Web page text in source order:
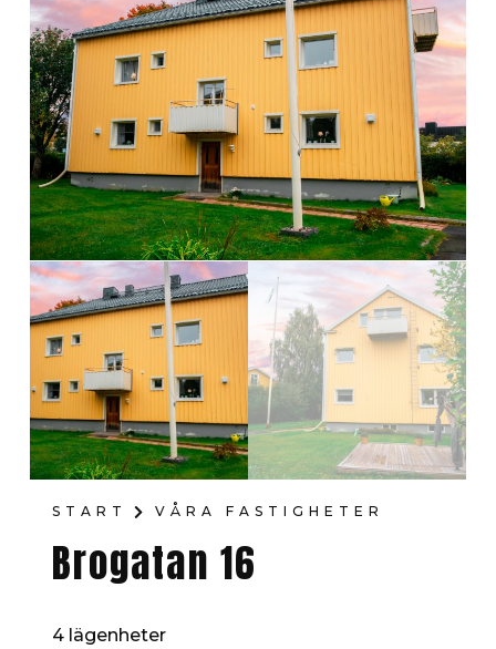
START VÅRA FASTIGHETER
Brogatan 16
4 lägenheter